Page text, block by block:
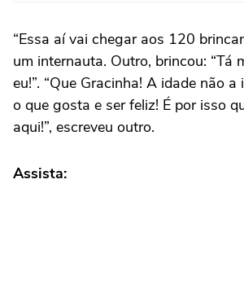
“Essa aí vai chegar aos 120
um internauta. Outro, brincou: “Tá
eu!”. “Que Gracinha! A idade não
o que gosta e ser feliz! É por isso
aqui!”, escreveu outro.
Assista: